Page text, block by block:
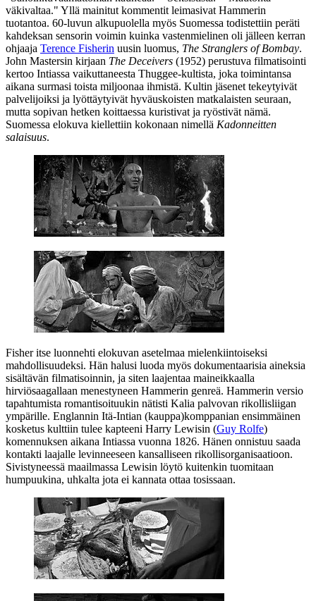
väkivaltaa." Yllä mainitut kommentit leimasivat Hammerin
tuotantoa. 60‑luvun alkupuolella myös Suomessa todistettiin peräti
kahdeksan sensorin voimin kuinka vastenmielinen oli jälleen kerran
ohjaaja Terence Fisherin uusin luomus, The Stranglers of Bombay.
John Mastersin kirjaan The Deceivers (1952) perustuva filmatisointi
kertoo Intiassa vaikuttaneesta Thuggee-kultista, joka toimintansa
aikana surmasi toista miljoonaa ihmistä. Kultin jäsenet tekeytyivät
palvelijoiksi ja lyöttäytyivät hyväuskoisten matkalaisten seuraan,
mutta sopivan hetken koittaessa kuristivat ja ryöstivät nämä.
Suomessa elokuva kiellettiin kokonaan nimellä Kadonneitten
salaisuus.
Fisher itse luonnehti elokuvan asetelmaa mielenkiintoiseksi
mahdollisuudeksi. Hän halusi luoda myös dokumentaarisia aineksia
sisältävän filmatisoinnin, ja siten laajentaa maineikkaalla
hirviösaagallaan menestyneen Hammerin genreä. Hammerin versio
tapahtumista romantisoituukin nätisti Kalia palvovan rikollisliigan
ympärille. Englannin Itä‑Intian (kauppa)komppanian ensimmäinen
kosketus kulttiin tulee kapteeni Harry Lewisin (Guy Rolfe)
komennuksen aikana Intiassa vuonna 1826. Hänen onnistuu saada
kontakti laajalle levinneeseen kansalliseen rikollisorganisaatioon.
Sivistyneessä maailmassa Lewisin löytö kuitenkin tuomitaan
humpuukina, uhkalta jota ei kannata ottaa tosissaan.